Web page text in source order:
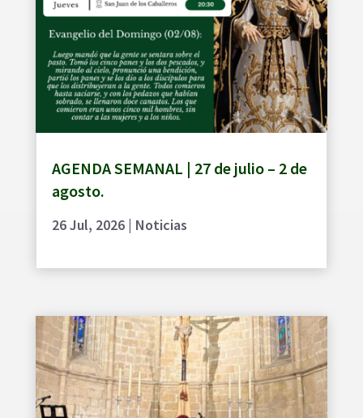
AGENDA SEMANAL | 27 de julio – 2 de
agosto.
26 Jul, 2026| Noticias